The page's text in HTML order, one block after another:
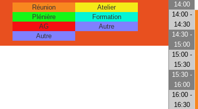
Réunion
Atelier
Plénière
Formation
AG
Autre
Autre
14:00
14:00 -
14:30
14:30 -
15:00
15:00 -
15:30
15:30 -
16:00
16:00 -
16:30